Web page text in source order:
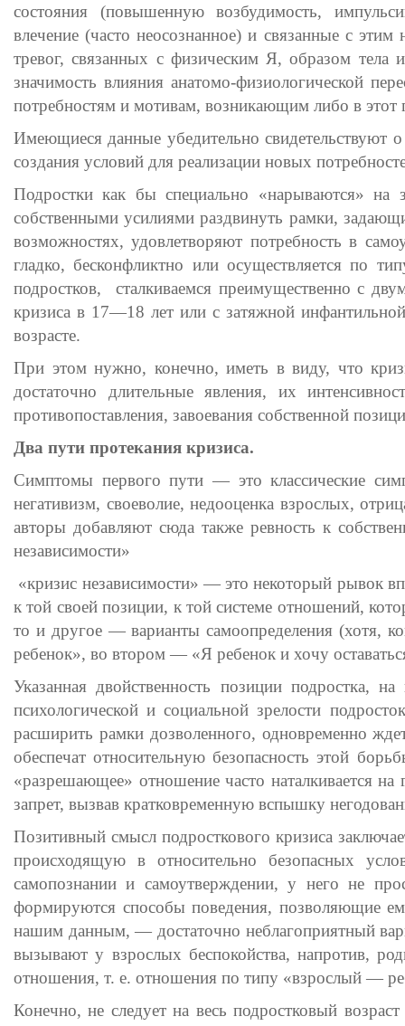
состояния (повышенную возбудимость,
влечение (часто неосознанное) и связанные с
тревог, связанных с физическим Я, образом тела
значимость влияния анатомо-физиологической
потребностям и мотивам, возникающим либо в
Имеющиеся данные убедительно свидетельствуют
создания условий для реализации новых
Подростки как бы специально «нарываются»
собственными усилиями раздвинуть рамки,
возможностях, удовлетворяют потребность в
гладко, бесконфликтно или осуществляется по
подростков, сталкиваемся преимущественно с
кризиса в 17—18 лет или с затяжной
возрасте.
При этом нужно, конечно, иметь в виду, что
достаточно длительные явления, их
противопоставления, завоевания собственной
Два пути протекания кризиса.
Симптомы первого пути — это классические
негативизм, своеволие, недооценка взрослых,
авторы добавляют сюда также ревность к
независимости»
«кризис независимости» — это некоторый рывок
к той своей позиции, к той системе отношений,
то и другое — варианты самоопределения (хотя,
ребенок», во втором — «Я ребенок и хочу
Указанная двойственность позиции подростка,
психологической и социальной зрелости
расширить рамки дозволенного, одновременно
обеспечат относительную безопасность этой
«разрешающее» отношение часто наталкивается
запрет, вызвав кратковременную вспышку
Позитивный смысл подросткового кризиса
происходящую в относительно безопасных
самопознании и самоутверждении, у него не
формируются способы поведения, позволяющие
нашим данным, — достаточно неблагоприятный
вызывают у взрослых беспокойства, напротив,
отношения, т. е. отношения по типу «взрослый —
Конечно, не следует на весь подростковый